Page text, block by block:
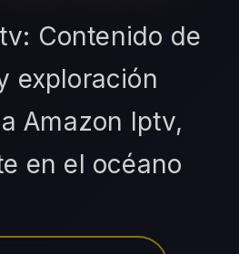
Contenido de
exploración
Amazon Iptv,
en el océano